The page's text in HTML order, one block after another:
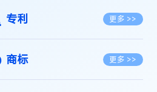
专利 更多 >>
商标 更多 >>